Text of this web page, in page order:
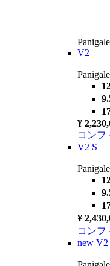
Panigale
V2
¥
コンフ
V2 S
¥
コンフ
new V2